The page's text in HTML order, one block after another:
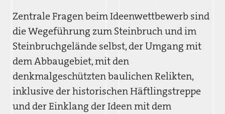
Zentrale Fragen beim Ideenwettbewerb sind
die Wegeführung zum Steinbruch und im
Steinbruchgelände selbst, der Umgang mit
dem Abbaugebiet, mit den
denkmalgeschützten baulichen Relikten,
inklusive der historischen Häftlingstreppe
und der Einklang der Ideen mit dem